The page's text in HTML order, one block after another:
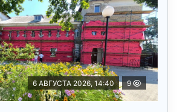
6 АВГУСТА 2026, 14:40 9